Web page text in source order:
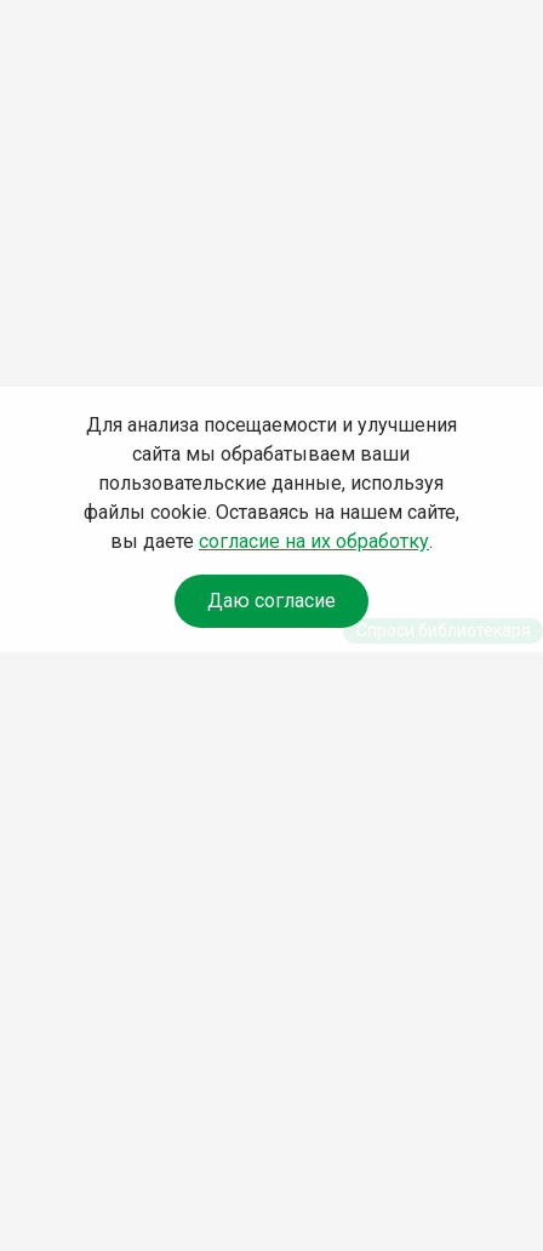
Для анализа посещаемости и улучшения
сайта мы обрабатываем ваши
пользовательские данные, используя
файлы cookie. Оставаясь на нашем сайте,
вы даете согласие на их обработку.
Даю согласие
Спроси библиотекаря